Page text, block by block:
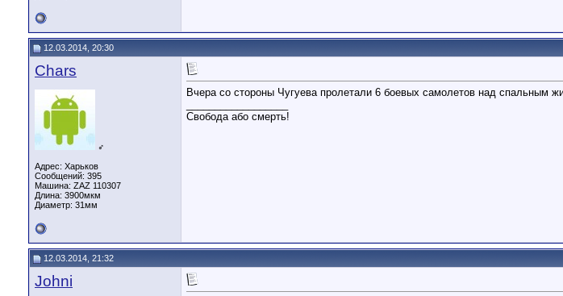
12.03.2014, 20:30
Chars
♂
Адрес: Харьков
Сообщений: 395
Машина: ZAZ 110307
Длина: 3900мкм
Диаметр: 31мм
Вчера со стороны Чугуева пролетали 6 боевых самолетов над спальным
Свобода або смерть!
12.03.2014, 21:32
Johni